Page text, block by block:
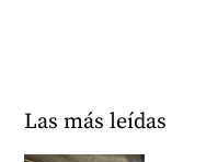
Las más leídas